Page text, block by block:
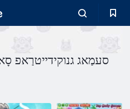
סעמַאג גנוקידייטרַאפ